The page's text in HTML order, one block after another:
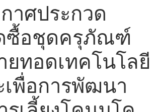
าศประกวด
ซื้อชุดครุภัณฑ์
ยทอดเทคโนโลยี
เพื่อการพัฒนา